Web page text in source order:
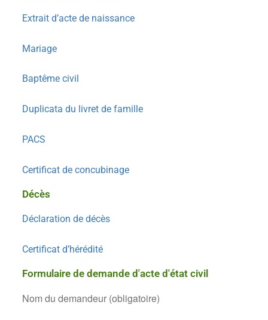
Extrait d’acte de naissance
Mariage
Baptême civil
Duplicata du livret de famille
PACS
Certificat de concubinage
Décès
Déclaration de décès
Certificat d’hérédité
Formulaire de demande d'acte d'état civil
Nom du demandeur (obligatoire)